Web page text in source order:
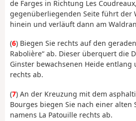
de Farges in Richtung Les
gegenüberliegenden Seite führt der
hinein und verläuft dann am
(6) Biegen Sie rechts auf den
Rabolière“ ab. Dieser überquert die
Ginster bewachsenen Heide
rechts ab.
(7) An der Kreuzung mit dem
Bourges biegen Sie nach einer alten
namens La Patouille rechts ab.